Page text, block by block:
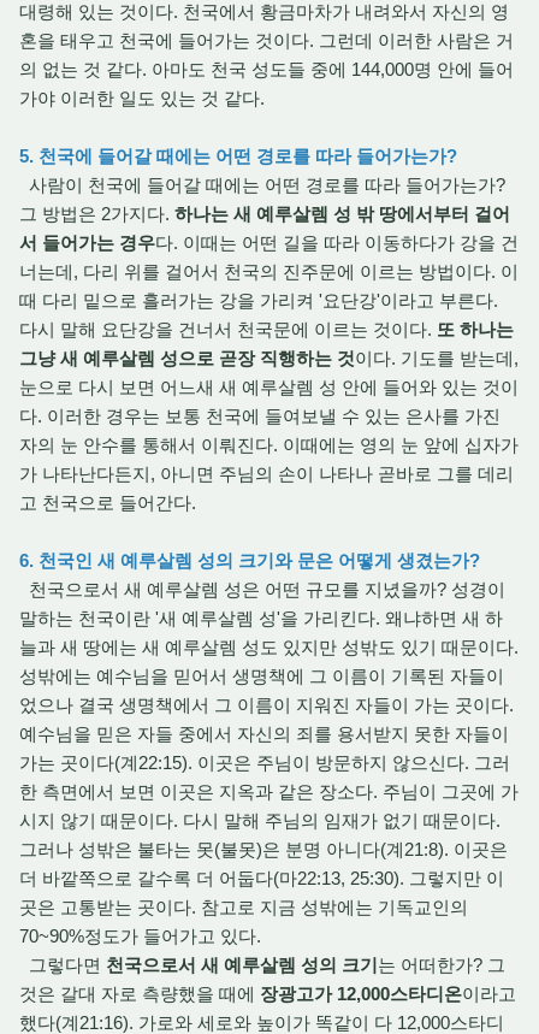
대령해 있는 것이다. 천국에서 황금마차가 내려와서 자신의 영
혼을 태우고 천국에 들어가는 것이다. 그런데 이러한 사람은 거
의 없는 것 같다. 아마도 천국 성도들 중에 144,000명 안에 들어
가야 이러한 일도 있는 것 같다.
5. 천국에 들어갈 때에는 어떤 경로를 따라 들어가는가?
사람이 천국에 들어갈 때에는 어떤 경로를 따라 들어가는가?
그 방법은 2가지다. 하나는 새 예루살렘 성 밖 땅에서부터 걸어
서 들어가는 경우다. 이때는 어떤 길을 따라 이동하다가 강을 건
너는데, 다리 위를 걸어서 천국의 진주문에 이르는 방법이다. 이
때 다리 밑으로 흘러가는 강을 가리켜 '요단강'이라고 부른다.
다시 말해 요단강을 건너서 천국문에 이르는 것이다. 또 하나는
그냥 새 예루살렘 성으로 곧장 직행하는 것이다. 기도를 받는데,
눈으로 다시 보면 어느새 새 예루살렘 성 안에 들어와 있는 것이
다. 이러한 경우는 보통 천국에 들여보낼 수 있는 은사를 가진
자의 눈 안수를 통해서 이뤄진다. 이때에는 영의 눈 앞에 십자가
가 나타난다든지, 아니면 주님의 손이 나타나 곧바로 그를 데리
고 천국으로 들어간다.
6. 천국인 새 예루살렘 성의 크기와 문은 어떻게 생겼는가?
천국으로서 새 예루살렘 성은 어떤 규모를 지녔을까? 성경이
말하는 천국이란 '새 예루살렘 성'을 가리킨다. 왜냐하면 새 하
늘과 새 땅에는 새 예루살렘 성도 있지만 성밖도 있기 때문이다.
성밖에는 예수님을 믿어서 생명책에 그 이름이 기록된 자들이
었으나 결국 생명책에서 그 이름이 지워진 자들이 가는 곳이다.
예수님을 믿은 자들 중에서 자신의 죄를 용서받지 못한 자들이
가는 곳이다(계22:15). 이곳은 주님이 방문하지 않으신다. 그러
한 측면에서 보면 이곳은 지옥과 같은 장소다. 주님이 그곳에 가
시지 않기 때문이다. 다시 말해 주님의 임재가 없기 때문이다.
그러나 성밖은 불타는 못(불못)은 분명 아니다(계21:8). 이곳은
더 바깥쪽으로 갈수록 더 어둡다(마22:13, 25:30). 그렇지만 이
곳은 고통받는 곳이다. 참고로 지금 성밖에는 기독교인의
70~90%정도가 들어가고 있다.
그렇다면 천국으로서 새 예루살렘 성의 크기는 어떠한가? 그
것은 갈대 자로 측량했을 때에 장광고가 12,000스타디온이라고
했다(계21:16). 가로와 세로와 높이가 똑같이 다 12,000스타디